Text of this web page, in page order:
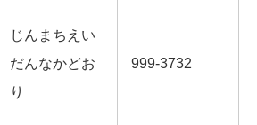
じんまちえい
だんなかどお
り
999-3732